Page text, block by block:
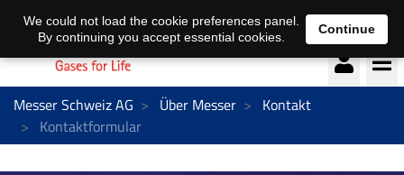
Deutsch français
Messer Schweiz AG Über Messer
Kontakt
Kontaktformular
We could not load the cookie preferences panel.
By continuing you accept essential cookies.
Continue